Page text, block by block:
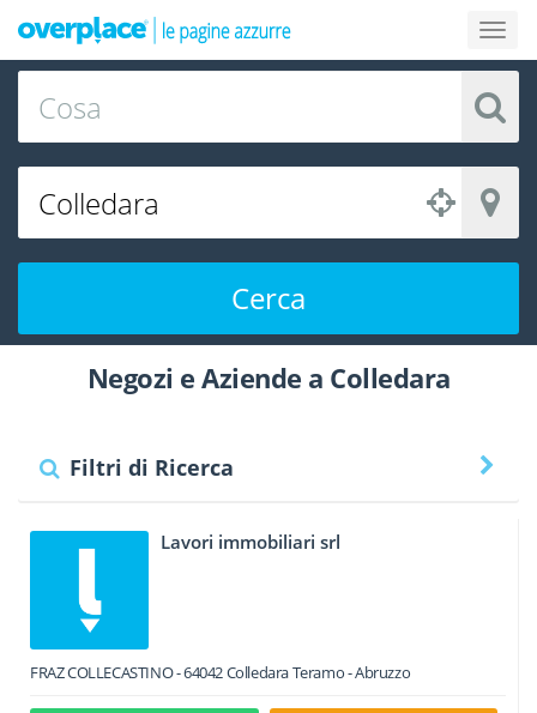
Cerca
Negozi e Aziende a Colledara
Filtri di Ricerca
Lavori immobiliari srl
FRAZ COLLECASTINO-64042ColledaraTeramo -Abruzzo